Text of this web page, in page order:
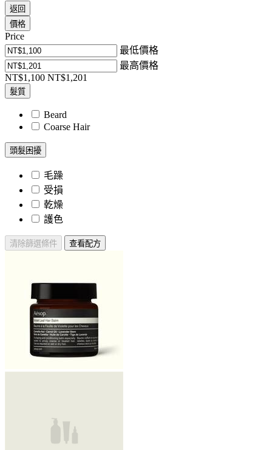
返回
價格
Price
最低價格
最高價格
NT$1,100 NT$1,201
髮質
Beard
Coarse Hair
頭髮困擾
毛躁
受損
乾燥
護色
清除篩選條件 查看配方